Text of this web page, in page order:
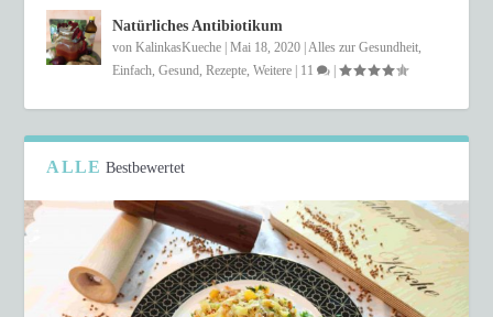
Natürliches Antibiotikum
vonKalinkasKueche |Mai 18, 2020 |Alles zur Gesundheit,
Einfach,Gesund,Rezepte,Weitere 11 |
ALLE Bestbewertet